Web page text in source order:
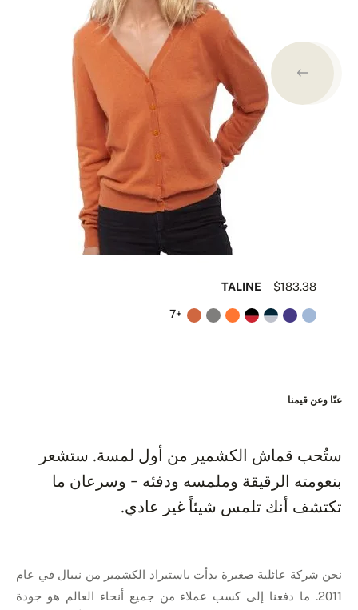
$183.38
TALINE
+7
عنّا وعن قيمنا
ستُحب قماش الكشمير من أول لمسة. ستشعر
بنعومته الرقيقة وملمسه ودفئه - وسرعان ما
تكتشف أنك تلمس شيئاً غير عادي.
نحن شركة عائلية صغيرة بدأت باستيراد الكشمير من نيبال في عام
2011. ما دفعنا إلى كسب عملاء من جميع أنحاء العالم هو جودة